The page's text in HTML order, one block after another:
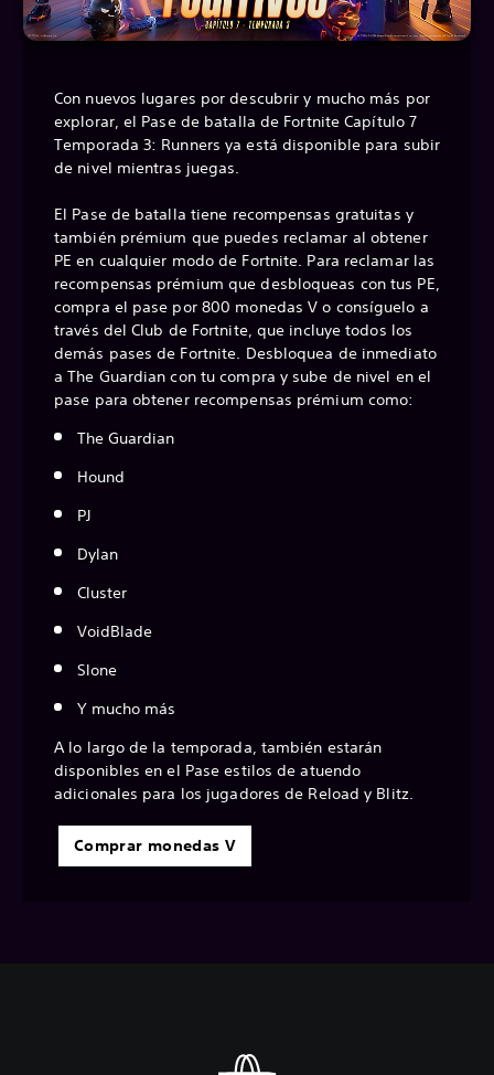
Con nuevos lugares por descubrir y mucho más por
explorar, el Pase de batalla de Fortnite Capítulo 7
Temporada 3: Runners ya está disponible para subir
de nivel mientras juegas.
El Pase de batalla tiene recompensas gratuitas y
también prémium que puedes reclamar al obtener
PE en cualquier modo de Fortnite. Para reclamar las
recompensas prémium que desbloqueas con tus PE,
compra el pase por 800 monedas V o consíguelo a
través del Club de Fortnite, que incluye todos los
demás pases de Fortnite. Desbloquea de inmediato
a The Guardian con tu compra y sube de nivel en el
pase para obtener recompensas prémium como:
The Guardian
Hound
PJ
Dylan
Cluster
VoidBlade
Slone
Y mucho más
A lo largo de la temporada, también estarán
disponibles en el Pase estilos de atuendo
adicionales para los jugadores de Reload y Blitz.
Comprar monedas V